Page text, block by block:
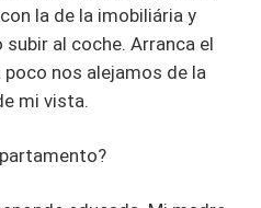
la de la imobiliária y
al coche. Arranca el
nos alejamos de la
mi vista.